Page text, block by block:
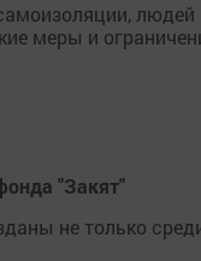
меры и
"Закят"
не только